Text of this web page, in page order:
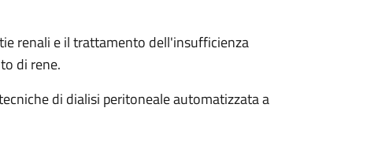
renali e il trattamento dell'insufficienza
di rene.
di dialisi peritoneale automatizzata a